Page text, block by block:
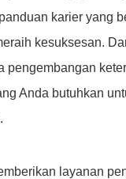
karier yang
kesuksesan.
pengembangan
Anda butuhkan
layanan